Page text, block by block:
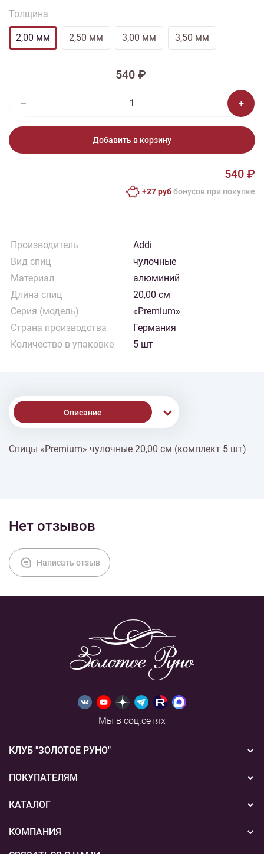
Толщина
2,00 мм 2,50 мм 3,00 мм 3,50 мм
540 ₽
Добавить в корзину
540 ₽
+27 руббонусов при покупке
Производитель
Addi
Вид спиц
чулочные
Материал
алюминий
Длина спиц
20,00 см
Серия (модель)
«Premium»
Страна производства
Германия
Количество в упаковке
5 шт
Описание
% Скидки
Спицы «Premium» чулочные 20,00 см (комплект 5 шт)
Нет отзывов
Написать отзыв
Мы в соц.сетях
КЛУБ "ЗОЛОТОЕ РУНО"
Новости
Акции
ПОКУПАТЕЛЯМ
Бонусная система
Подарочные сертификаты
Способы оплаты
КАТАЛОГ
Вышивка
КОМПАНИЯ